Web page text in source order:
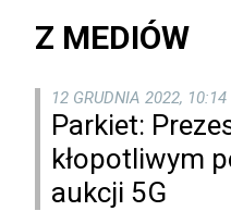
Z MEDIÓW
12 GRUDNIA 2022, 10:14
Parkiet:
kłopotliwym
aukcji 5G